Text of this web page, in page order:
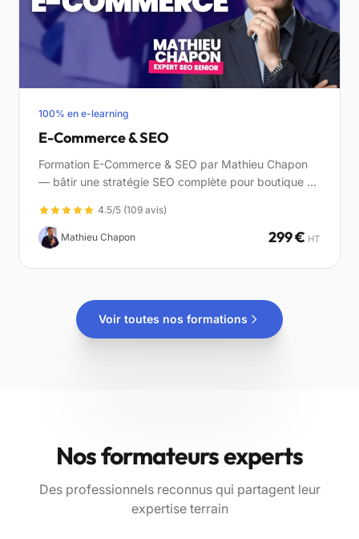
100% en e-learning
E-Commerce & SEO
Formation E-Commerce & SEO par Mathieu Chapon
— bâtir une stratégie SEO complète pour boutique en
facettes, données structurées, international et IA.
4.5/5 (109 avis)
Mathieu Chapon 299 € HT
Voir toutes nos formations
Nos formateurs experts
Des professionnels reconnus qui partagent leur
expertise terrain